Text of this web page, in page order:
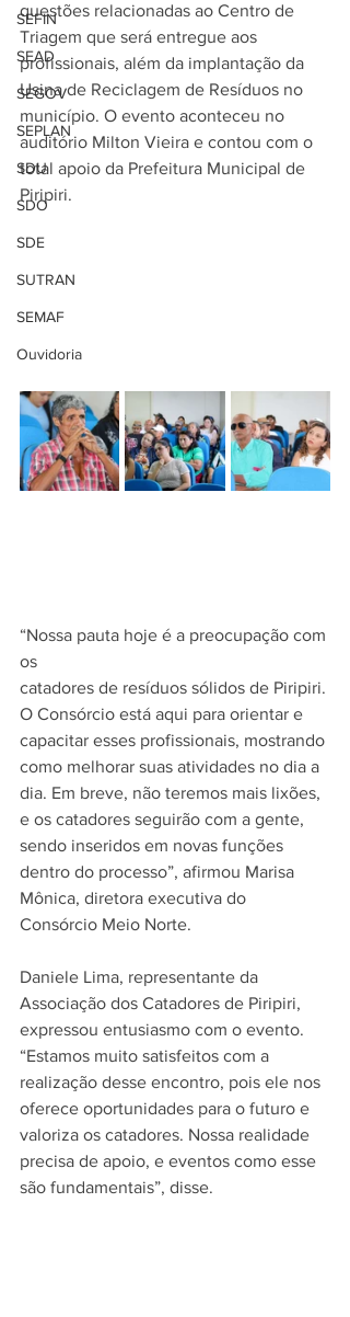
SEFIN
SEAD
SEGOV
SEPLAN
SDU
SDO
SDE
SUTRAN
SEMAF
Ouvidoria
questões relacionadas ao Centro de
Triagem que será entregue aos
profissionais, além da implantação da
Usina de Reciclagem de Resíduos no
município. O evento aconteceu no
auditório Milton Vieira e contou com o
total apoio da Prefeitura Municipal de
Piripiri.
“Nossa pauta hoje é a preocupação com
os
catadores de resíduos sólidos de Piripiri.
O Consórcio está aqui para orientar e
capacitar esses profissionais, mostrando
como melhorar suas atividades no dia a
dia. Em breve, não teremos mais lixões,
e os catadores seguirão com a gente,
sendo inseridos em novas funções
dentro do processo”, afirmou Marisa
Mônica, diretora executiva do
Consórcio Meio Norte.
Daniele Lima, representante da
Associação dos Catadores de Piripiri,
expressou entusiasmo com o evento.
“Estamos muito satisfeitos com a
realização desse encontro, pois ele nos
oferece oportunidades para o futuro e
valoriza os catadores. Nossa realidade
precisa de apoio, e eventos como esse
são fundamentais”, disse.